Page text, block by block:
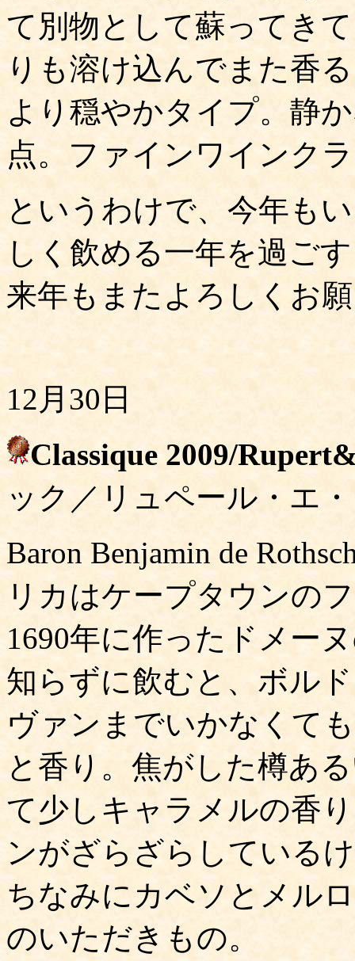
て別物として蘇ってき
りも溶け込んでまた香
より穏やかタイプ。静
点。ファインワインク
というわけで、今年も
しく飲める一年を過ご
来年もまたよろしくお
12月30日
Classique 2009/
ック／リュペール・エ
Baron Benjamin de
リカはケープタウンの
1690年に作ったドメー
知らずに飲むと、ボル
ヴァンまでいかなくて
と香り。焦がした樽あ
て少しキャラメルの香
ンがざらざらしている
ちなみにカベソとメル
のいただきもの。